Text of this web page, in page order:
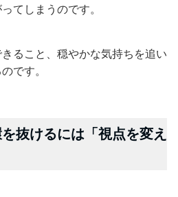
てしまうのです。
ること、穏やかな気持ちを追い
です。
抜けるには「視点を変え